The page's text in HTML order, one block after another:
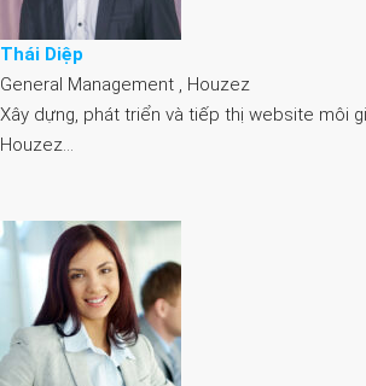
Thái Diệp
General Management , Houzez
Xây dựng, phát triển và tiếp thị website môi
Houzez…